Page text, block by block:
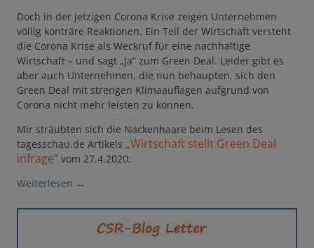
Doch in der jetzigen Corona Krise zeigen Unternehmen
völlig konträre Reaktionen. Ein Teil der Wirtschaft versteht
die Corona Krise als Weckruf für eine nachhaltige
Wirtschaft – und sagt „Ja“ zum Green Deal. Leider gibt es
aber auch Unternehmen, die nun behaupten, sich den
Green Deal mit strengen Klimaauflagen aufgrund von
Corona nicht mehr leisten zu können.
Mir sträubten sich die Nackenhaare beim Lesen des
tagesschau.de Artikels „Wirtschaft stellt Green Deal
infrage“ vom 27.4.2020:
Weiterlesen →